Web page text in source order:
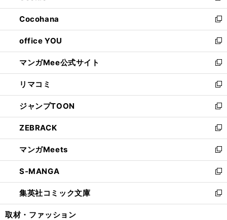
開
く
ウ
で
開
く
ン
ド
ウ
で
開
く
し
い
ウ
ィ
ン
ド
ウ
で
開
く
Cocohana
新
し
い
ウ
ィ
ン
ド
ウ
で
開
く
office YOU
新
し
い
ウ
ィ
ン
ド
ウ
で
開
く
マンガMee公式サイト
新
し
い
ウ
ィ
ン
ド
ウ
で
開
く
リマコミ
新
し
い
ウ
ィ
ン
ド
ウ
で
開
く
ジャンプTOON
新
し
い
ウ
ィ
ン
ド
ウ
で
開
ZEBRACK
新
し
い
ウ
ィ
ン
ド
ウ
マンガMeets
新
し
い
ウ
ィ
ン
S-MANGA
新
し
い
ウ
集英社コミック文庫
新
し
取材・ファッション